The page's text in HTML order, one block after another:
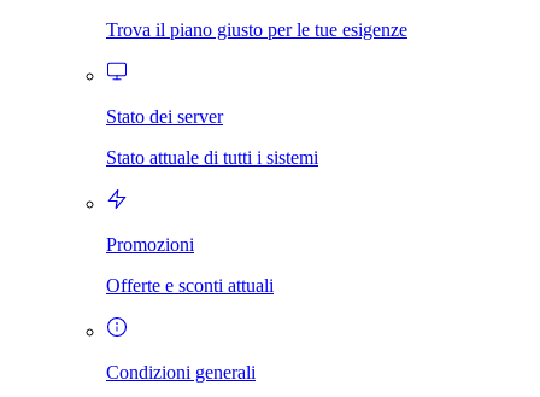
Trova il piano giusto per le tue esigenze
Stato dei server
Stato attuale di tutti i sistemi
Promozioni
Offerte e sconti attuali
Condizioni generali